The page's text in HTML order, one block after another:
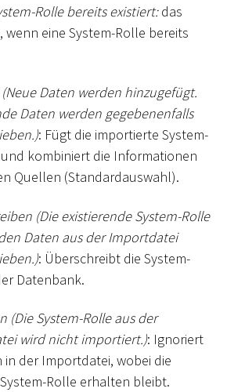
Rolle bereits existiert:das
wenn eine System-Rolle bereits
Daten werden hinzugefügt.
Daten werden gegebenenfalls
: Fügt die importierte System-
kombiniert die Informationen
Quellen (Standardauswahl).
(Die existierende System-Rolle
Daten aus der Importdatei
: Überschreibt die System-
Datenbank.
(Die System-Rolle aus der
wird nicht importiert.): Ignoriert
in der Importdatei, wobei die
Rolle erhalten bleibt.